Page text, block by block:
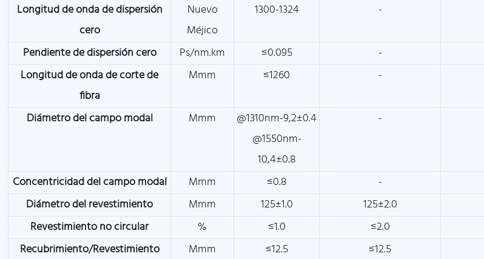
Longitud de onda de dispersión
cero
Nuevo
Méjico
1300-1324 -
Pendiente de dispersión cero Ps/nm.km ≤0.095 -
Longitud de onda de corte de
fibra
Mmm ≤1260 -
Diámetro del campo modal Mmm
@1310nm-9,2±0.4
@1550nm-
10,4±0.8
-
Concentricidad del campo modal Mmm ≤0.8 -
Diámetro del revestimiento
Mmm 125±1.0 125±2.0
Revestimiento no circular
% ≤1.0 ≤2.0
Recubrimiento/Revestimiento
Mmm ≤12.5 ≤12.5